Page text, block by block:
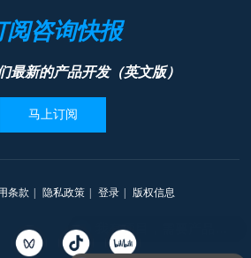
阅咨询快报
最新的产品开发（英文版）
马上订阅
条款 隐私政策 登录 版权信息